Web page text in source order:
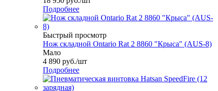
Подробнее
Быстрый просмотр
Нож складной Ontario Rat 2 8860 "Крыса" (AUS-8)
Мало
4 890 руб./шт
Подробнее